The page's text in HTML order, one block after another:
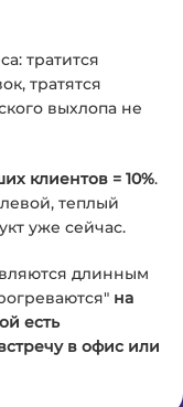
тратится
тратятся
выхлопа не
клиентов = 10%.
теплый
уже сейчас.
длинным
на
есть
в офис или